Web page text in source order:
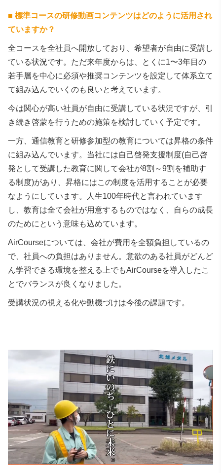
■ 標準コースの研修動画コンテンツはどのように活用され
ていますか？
全コースを全社員へ開放しており、希望者が自由に受講し
ている状況です。ただ来年度からは、とくに1〜3年目の
若手層を中心に必須や推奨コンテンツを設定して体系立て
て組み込んでいくのも良いと考えています。
今は関心が高い社員が自由に受講している状況ですが、引
き続き啓蒙を行うための施策を検討していく予定です。
一方、通信教育と研修参加型の教育については昇格の条件
に組み込んでいます。当社には自己啓発支援制度(自己啓
発として受講した教育に関して会社が8割～9割を補助す
る制度)があり、昇格にはこの制度を活用することが必要
なようにしています。人生100年時代と言われています
し、教育は全て会社が用意するものではなく、自らの成長
のためにという意味も込めています。
AirCourseについては、会社が費用を全額負担しているの
で、社員への負担はありません。意欲のある社員がどんど
ん学習できる環境を整える上でもAirCourseを導入したこ
とでバランスが良くなりました。
受講状況の視える化や動機づけは今後の課題です。